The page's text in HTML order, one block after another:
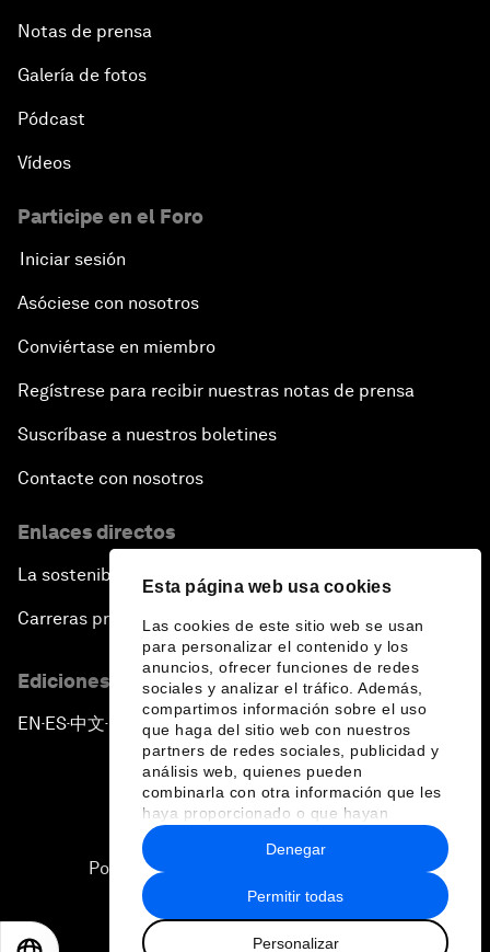
Esta página web usa cookies
Las cookies de este sitio web se usan
para personalizar el contenido y los
anuncios, ofrecer funciones de redes
sociales y analizar el tráfico. Además,
compartimos información sobre el uso
que haga del sitio web con nuestros
partners de redes sociales, publicidad y
análisis web, quienes pueden
combinarla con otra información que les
haya proporcionado o que hayan
recopilado a partir del uso que haya
hecho de sus servicios.
Permitir todas
Personalizar
Denegar
Notas de prensa
Galería de fotos
Pódcast
Vídeos
Participe en el Foro
Iniciar sesión
Asóciese con nosotros
Conviértase en miembro
Regístrese para recibir nuestras notas de prensa
Suscríbase a nuestros boletines
Contacte con nosotros
Enlaces directos
La sostenibilidad en el Foro
Carreras profesionales
Ediciones en otros idiomas
EN ▪ ES▪中文▪ 日本語
Política de privacidad y normas de uso